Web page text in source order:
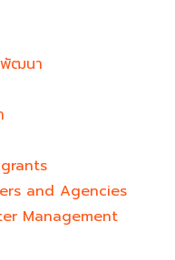
พัฒนา
and Agencies
Management